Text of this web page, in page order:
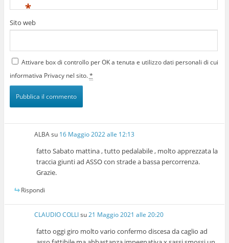
*
Sito web
Attivare box di controllo per OK a tenuta e utilizzo dati personali di cui
informativa Privacy nel sito.*
ALBAsu 16 Maggio 2022 alle 12:13
fatto Sabato mattina , tutto pedalabile , molto apprezzata la
traccia giunti ad ASSO con strade a bassa percorrenza.
Grazie.
Rispondi
CLAUDIO COLLIsu21 Maggio 2021 alle 20:20
fatto oggi giro molto vario confermo discesa da caglio ad